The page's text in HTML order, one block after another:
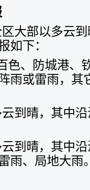
大部以多云
如下：
色、防城港、
雨或雷雨，其
到晴，其中
到晴，其中
雨、局地大雨